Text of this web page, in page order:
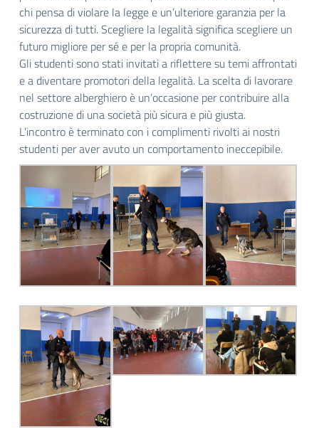
chi pensa di violare la legge e un’ulteriore garanzia per la
sicurezza di tutti. Scegliere la legalità significa scegliere un
futuro migliore per sé e per la propria comunità.
Gli studenti sono stati invitati a riflettere su temi affrontati
e a diventare promotori della legalità. La scelta di lavorare
nel settore alberghiero è un’occasione per contribuire alla
costruzione di una società più sicura e più giusta.
L’incontro è terminato con i complimenti rivolti ai nostri
studenti per aver avuto un comportamento ineccepibile.